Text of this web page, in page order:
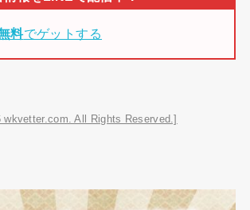
料でゲットする
wkvetter.com. All Rights Reserved.]